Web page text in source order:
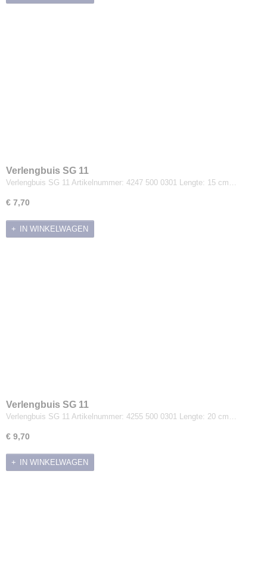
Verlengbuis SG 11
Verlengbuis SG 11 Artikelnummer: 4247 500 0301 Lengte: 15 cm…
€ 7,70
IN WINKELWAGEN
Verlengbuis SG 11
Verlengbuis SG 11 Artikelnummer: 4255 500 0301 Lengte: 20 cm…
€ 9,70
IN WINKELWAGEN